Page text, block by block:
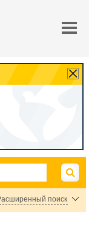
поиск